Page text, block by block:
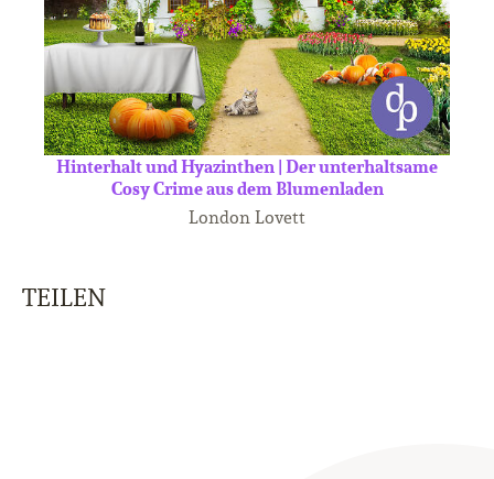
Hinterhalt und Hyazinthen | Der unterhaltsame
Cosy Crime aus dem Blumenladen
London Lovett
TEILEN